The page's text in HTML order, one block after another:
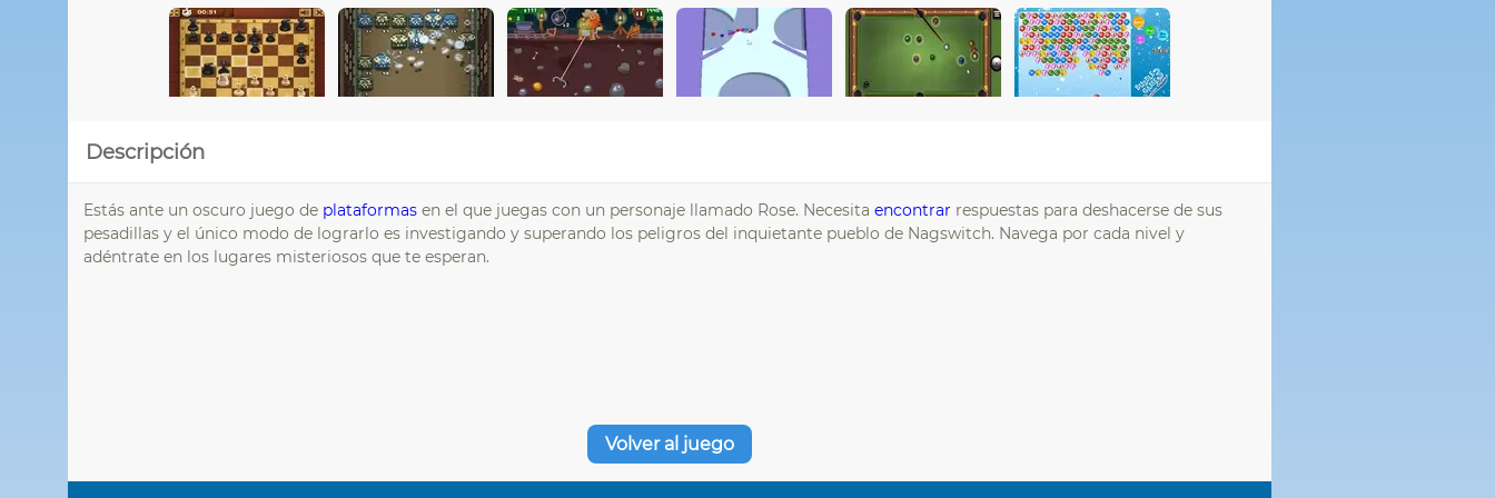
Descripción
Estás ante un oscuro juego de plataformas en el que juegas con un personaje llamado Rose. Necesita encontrar respuestas para deshacerse de sus
pesadillas y el único modo de lograrlo es investigando y superando los peligros del inquietante pueblo de Nagswitch. Navega por cada nivel y
adéntrate en los lugares misteriosos que te esperan.
Volver al juego